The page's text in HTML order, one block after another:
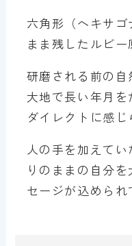
六角形（ヘキサ
まま残したルビー
研磨される前の自
大地で長い年月
ダイレクトに感じ
人の手を加えて
りのままの自分
セージが込められ